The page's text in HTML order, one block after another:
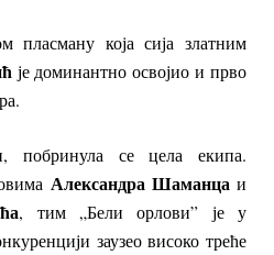
пласману која сија златним
је доминантно освојио и прво
побринула се цела екипа.
Александра Шаманца и
, тим „Бели орлови” је у
заузео високо треће